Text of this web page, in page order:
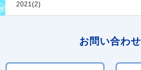
2021(2)
お問い合わせ